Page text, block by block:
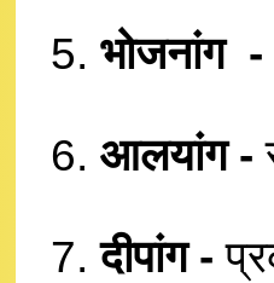
भोजनांग -
आलयांग -
दीपांग -